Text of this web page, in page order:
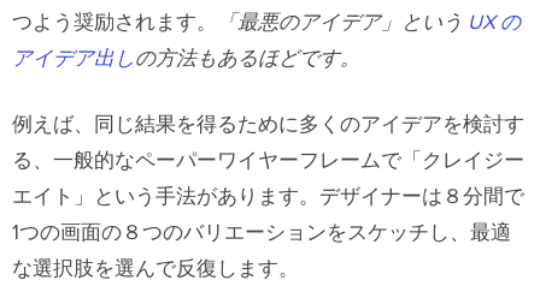
つよう奨励されます。
「最悪のアイデア」という UX の
アイデア出しの方法もあるほどです。
例えば、同じ結果を得るために多くのアイデアを検討す
る、一般的なペーパーワイヤーフレームで「クレイジー
エイト」という手法があります。デザイナーは８分間で
1つの画面の８つのバリエーションをスケッチし、最適
な選択肢を選んで反復します。